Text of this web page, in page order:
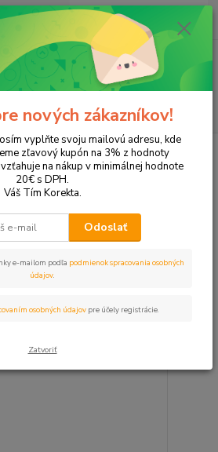
Hľadať
ks
za 0,00 EUR
Sharp AR-206
parametre
Najdrahšie
1-1 z 1
nových zákazníkov!
vyplňte svoju mailovú adresu, kde
zľavový kupón na 3% z hodnoty
na nákup v minimálnej hodnote
20€ s DPH.
Váš Tím Korekta.
Odoslať
e-mailom podľa podmienok spracovania osobných
údajov.
osobných údajov pre účely registrácie.
Zatvoriť